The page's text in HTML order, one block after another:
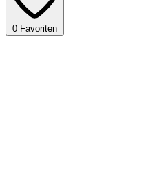
0 Favoriten